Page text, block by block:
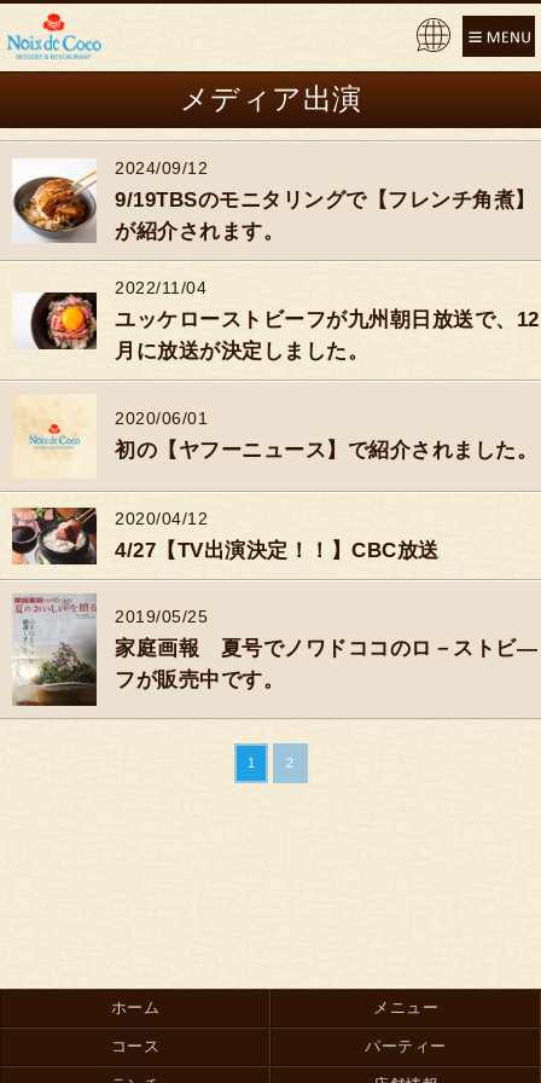
メディア出演
2024/09/12
9/19TBSのモニタリングで【フレンチ角煮】
が紹介されます。
2022/11/04
ユッケローストビーフが九州朝日放送で、12
月に放送が決定しました。
2020/06/01
初の【ヤフーニュース】で紹介されました。
2020/04/12
4/27【TV出演決定！！】CBC放送
2019/05/25
家庭画報 夏号でノワドココのロ－ストビ―
フが販売中です。
1 2
ホーム メニュー
コース パーティー